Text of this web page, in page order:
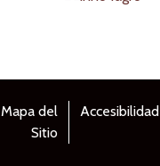
Mapa del
Sitio
Accesibilidad